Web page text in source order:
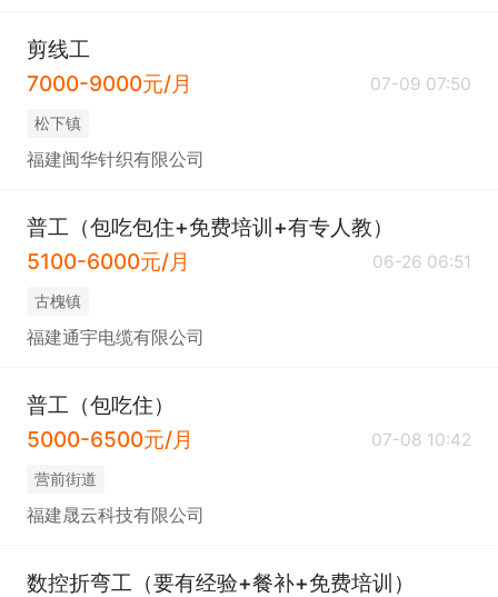
剪线工
7000-9000元/月
07-09 07:50
​松下镇
福建闽华针织有限公司
普工（包吃包住+免费培训+有专人教）
5100-6000元/月
06-26 06:51
​古槐镇
福建通宇电缆有限公司
普工（包吃住）
5000-6500元/月
07-08 10:42
​营前街道
福建晟云科技有限公司
数控折弯工（要有经验+餐补+免费培训）